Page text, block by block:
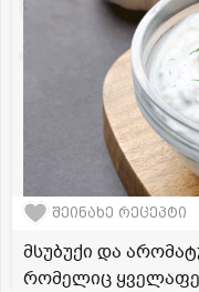
შეინახე რეცეპტი
მსუბუქი და
რომელიც